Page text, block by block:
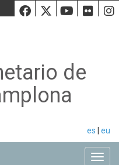
Facebook
Twiiter
de
es eu